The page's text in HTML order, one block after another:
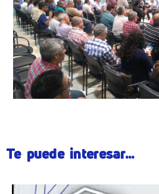
Te puede interesar...